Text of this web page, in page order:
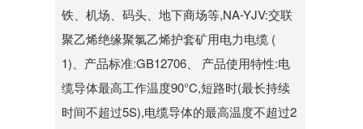
铁、机场、码头、地下商场等,NA-YJV:交联
聚乙烯绝缘聚氯乙烯护套矿用电力电缆 (
1)、产品标准:GB12706、 产品使用特性:电
缆导体最高工作温度90°C,短路时(最长持续
时间不超过5S),电缆导体的最高温度不超过2